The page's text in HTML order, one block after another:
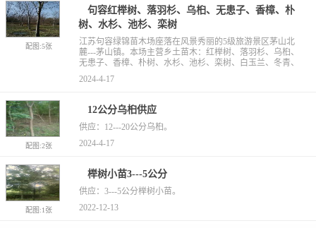
配图:5张
句容红榉树、落羽杉、乌桕、无患子、香樟、朴
树、水杉、池杉、栾树
江苏句容绿锦苗木场座落在风景秀丽的5级旅游景区茅山北
麓---茅山镇。本场主营乡土苗木：红榉树、落羽杉、乌桕、
无患子、香樟、朴树、水杉、池杉、栾树、白玉兰、冬青、
2024-4-17
配图:2张
12公分乌桕供应
供应：12---20公分乌桕。
2024-4-17
配图:1张
榉树小苗3---5公分
供应：3---5公分榉树小苗。
2022-12-13